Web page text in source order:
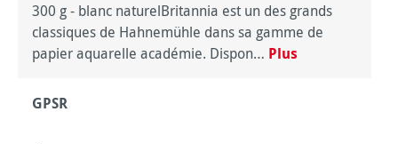
300 g - blanc naturelBritannia est un des grands
classiques de Hahnemühle dans sa gamme de
papier aquarelle académie. Dispon… Plus
GPSR